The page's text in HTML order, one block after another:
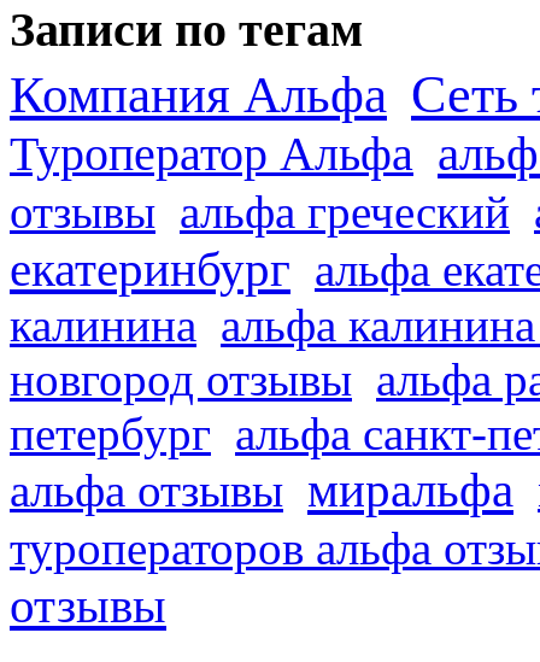
Записи по тегам
Компания Альфа Сеть
Туроператор Альфа
отзывы альфа греческий
екатеринбург альфа
калинина альфа
новгород отзывы альфа
петербург альфа санкт-
альфа отзывы миральфа
туроператоров альфа
отзывы